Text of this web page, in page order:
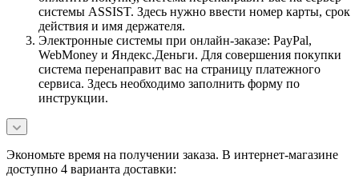
системы ASSIST. Здесь нужно ввести номер карты, срок
действия и имя держателя.
Электронные системы при онлайн-заказе: PayPal,
WebMoney и Яндекс.Деньги. Для совершения покупки
система перенаправит вас на страницу платежного
сервиса. Здесь необходимо заполнить форму по
инструкции.
Экономьте время на получении заказа. В интернет-магазине
доступно 4 варианта доставки: